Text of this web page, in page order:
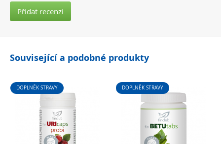
Přidat recenzi
Související a podobné produkty
DOPLNĚK STRAVY DOPLNĚK STRAVY